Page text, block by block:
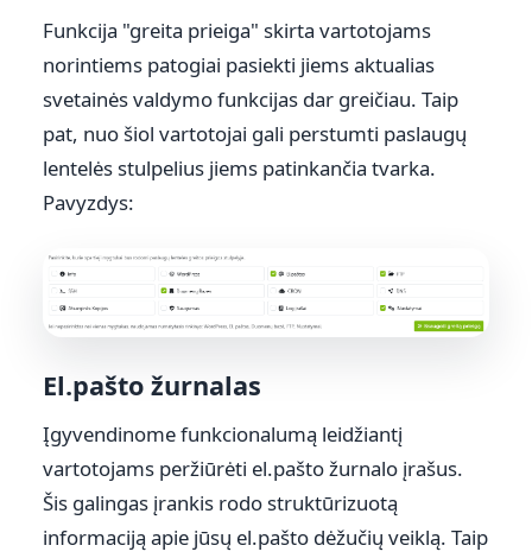
Funkcija "greita prieiga" skirta vartotojams
norintiems patogiai pasiekti jiems aktualias
svetainės valdymo funkcijas dar greičiau. Taip
pat, nuo šiol vartotojai gali perstumti paslaugų
lentelės stulpelius jiems patinkančia tvarka.
Pavyzdys:
El.pašto žurnalas
Įgyvendinome funkcionalumą leidžiantį
vartotojams peržiūrėti el.pašto žurnalo įrašus.
Šis galingas įrankis rodo struktūrizuotą
informaciją apie jūsų el.pašto dėžučių veiklą. Taip